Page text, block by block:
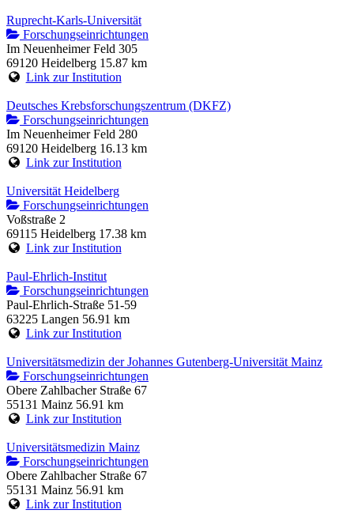
Ruprecht-Karls-Universität
Forschungseinrichtungen
Im Neuenheimer Feld 305
69120 Heidelberg 15.87 km
Link zur Institution
Deutsches Krebsforschungszentrum (DKFZ)
Forschungseinrichtungen
Im Neuenheimer Feld 280
69120 Heidelberg 16.13 km
Link zur Institution
Universität Heidelberg
Forschungseinrichtungen
Voßstraße 2
69115 Heidelberg 17.38 km
Link zur Institution
Paul-Ehrlich-Institut
Forschungseinrichtungen
Paul-Ehrlich-Straße 51-59
63225 Langen 56.91 km
Link zur Institution
Universitätsmedizin der Johannes Gutenberg-Universität Mainz
Forschungseinrichtungen
Obere Zahlbacher Straße 67
55131 Mainz 56.91 km
Link zur Institution
Universitätsmedizin Mainz
Forschungseinrichtungen
Obere Zahlbacher Straße 67
55131 Mainz 56.91 km
Link zur Institution